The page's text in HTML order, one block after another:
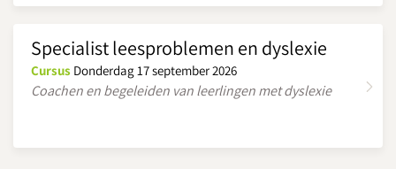
Specialist leesproblemen en dyslexie
Cursus Donderdag 17 september 2026
Coachen en begeleiden van leerlingen met dyslexie